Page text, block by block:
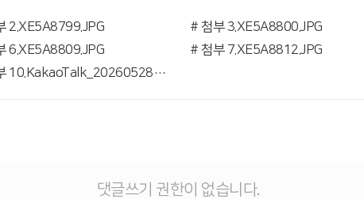
2.XE5A8799.JPG # 첨부 3.XE5A8800.JPG
6.XE5A8809.JPG
# 첨부 7.XE5A8812.JPG
# 첨부 10.KakaoTalk_20260528_105646772_03.jpg
댓글쓰기 권한이 없습니다.